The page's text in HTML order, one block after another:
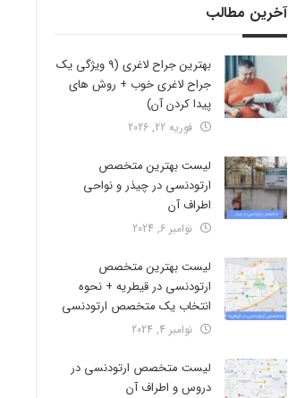
آخرین مطالب
بهترین جراح لاغری (9 ویژگی یک
جراح لاغری خوب + روش های
پیدا کردن آن)
فوریه 22, 2026
لیست بهترین متخصص
ارتودنسی در چیذر و نواحی
اطراف آن
نوامبر 6, 2024
لیست بهترین متخصص
ارتودنسی در قیطریه + نحوه
انتخاب یک متخصص ارتودنسی
نوامبر 4, 2024
لیست متخصص ارتودنسی در
دروس و اطراف آن